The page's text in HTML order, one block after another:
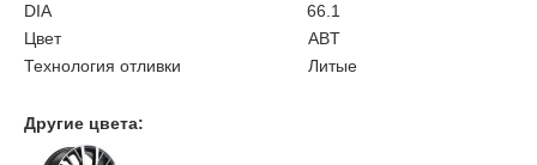
DIA
66.1
Цвет
ABT
Технология отливки
Литые
Другие цвета: